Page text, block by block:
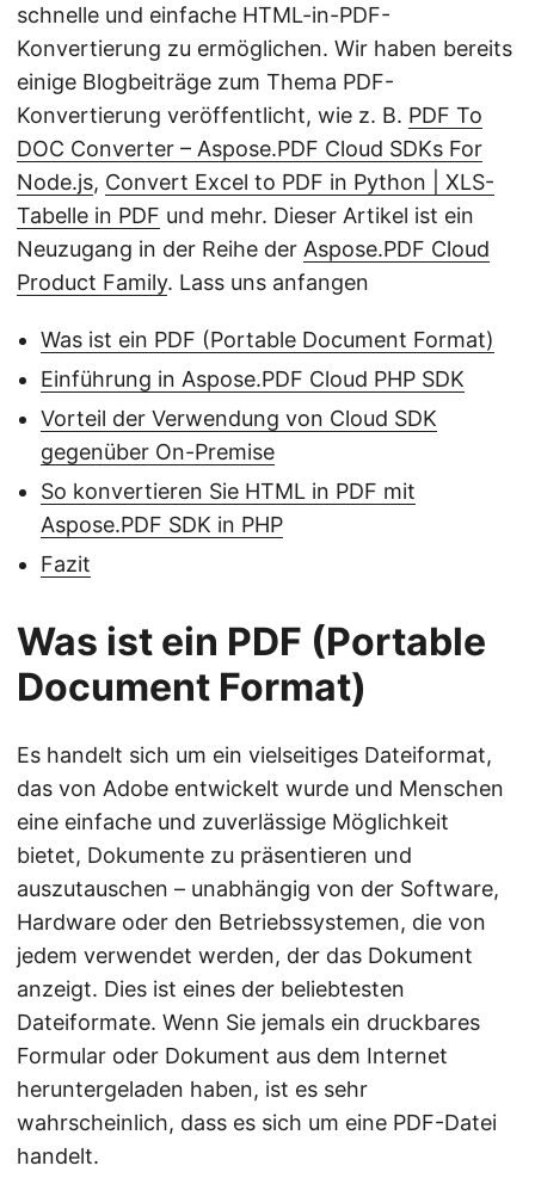
schnelle und einfache HTML-in-PDF-
Konvertierung zu ermöglichen. Wir haben bereits
einige Blogbeiträge zum Thema PDF-
Konvertierung veröffentlicht, wie z. B. PDF To
DOC Converter – Aspose.PDF Cloud SDKs For
Node.js, Convert Excel to PDF in Python | XLS-
Tabelle in PDF und mehr. Dieser Artikel ist ein
Neuzugang in der Reihe der Aspose.PDF Cloud
Product Family. Lass uns anfangen
Was ist ein PDF (Portable Document Format)
Einführung in Aspose.PDF Cloud PHP SDK
Vorteil der Verwendung von Cloud SDK
gegenüber On-Premise
So konvertieren Sie HTML in PDF mit
Aspose.PDF SDK in PHP
Fazit
Was ist ein PDF (Portable
Document Format)
Es handelt sich um ein vielseitiges Dateiformat,
das von Adobe entwickelt wurde und Menschen
eine einfache und zuverlässige Möglichkeit
bietet, Dokumente zu präsentieren und
auszutauschen – unabhängig von der Software,
Hardware oder den Betriebssystemen, die von
jedem verwendet werden, der das Dokument
anzeigt. Dies ist eines der beliebtesten
Dateiformate. Wenn Sie jemals ein druckbares
Formular oder Dokument aus dem Internet
heruntergeladen haben, ist es sehr
wahrscheinlich, dass es sich um eine PDF-Datei
handelt.